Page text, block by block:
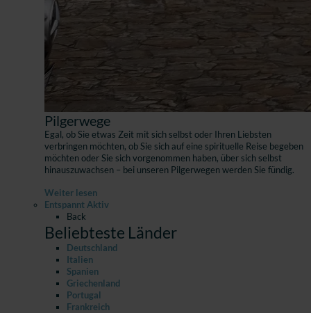
Pilgerwege
Egal, ob Sie etwas Zeit mit sich selbst oder Ihren Liebsten
verbringen möchten, ob Sie sich auf eine spirituelle Reise begeben
möchten oder Sie sich vorgenommen haben, über sich selbst
hinauszuwachsen – bei unseren Pilgerwegen werden Sie fündig.
Weiter lesen
Entspannt Aktiv
Back
Beliebteste Länder
Deutschland
Italien
Spanien
Griechenland
Portugal
Frankreich